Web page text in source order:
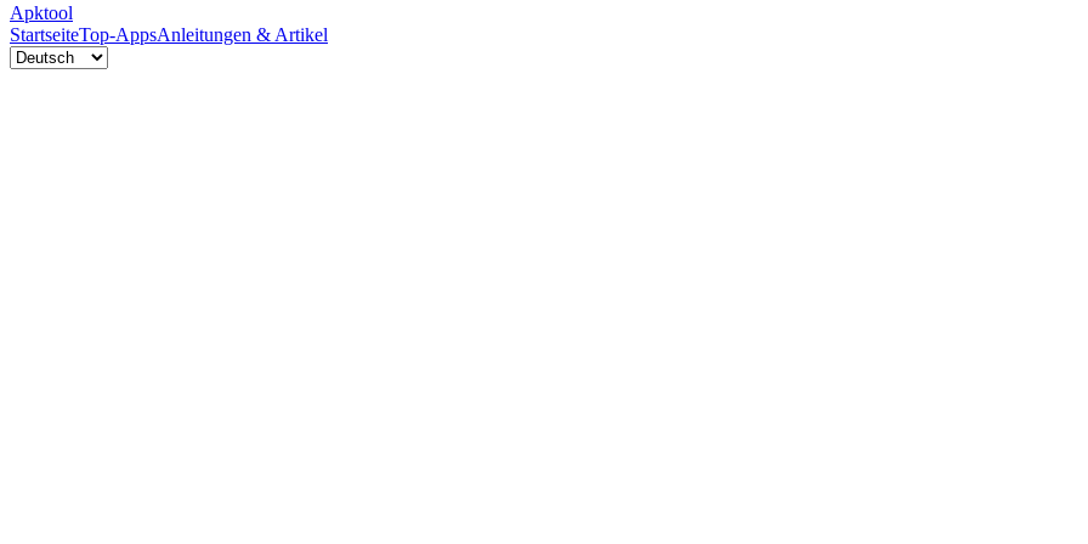
Apktool
StartseiteTop-AppsAnleitungen & Artikel